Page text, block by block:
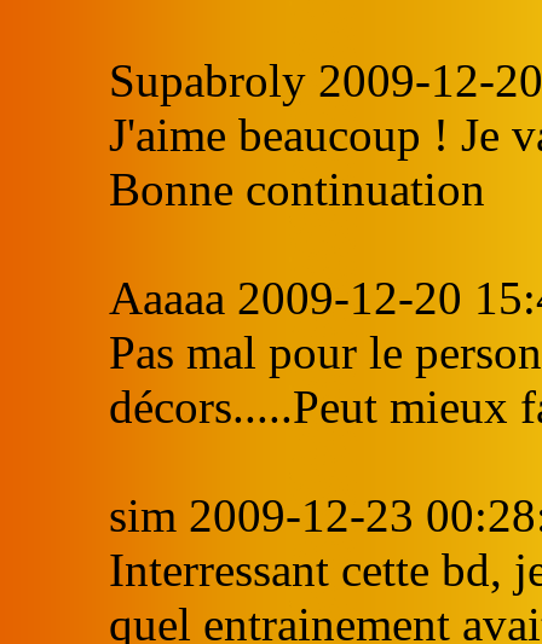
Supabroly 2009-12-
J'aime beaucoup ! Je
Bonne continuation
Aaaaa 2009-12-20
Pas mal pour le
décors.....Peut mieux
sim 2009-12-23
Interressant cette bd,
quel entrainement